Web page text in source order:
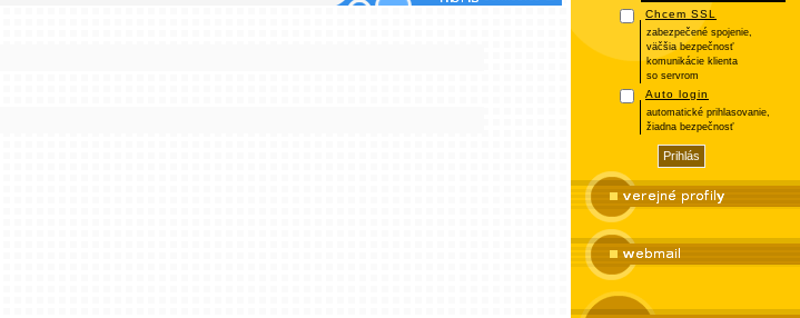
Chcem SSL
zabezpečené spojenie,
väčšia bezpečnosť
komunikácie klienta
so servrom
Auto login
automatické prihlasovanie,
žiadna bezpečnosť